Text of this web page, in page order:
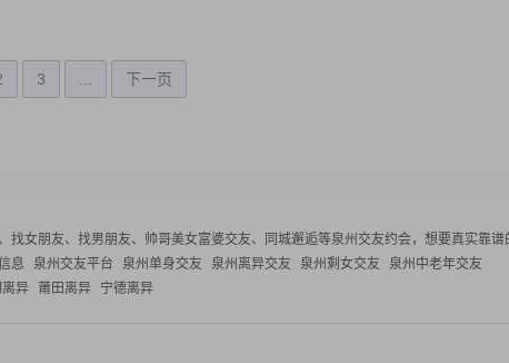
3 下一页
找女朋友、找男朋友、帅哥美女富婆交友、同城邂逅等泉州交友约会，想要真实靠谱
息 泉州交友平台 泉州单身交友 泉州离异交友 泉州剩女交友
泉州中老年交友
离异 莆田离异 宁德离异